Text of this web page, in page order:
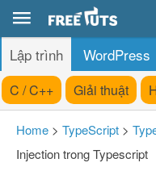
Lập trình WordPress
C / C++ Giải thuật
Home > TypeScript >
Injection trong Typescript